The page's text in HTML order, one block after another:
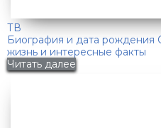
ТВ
Биография и дата рождения
жизнь и интересные факты
Читать далее